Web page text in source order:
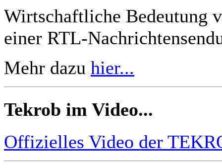
Wirtschaftliche Bedeutung
einer RTL-
Mehr dazu hier...
Tekrob im Video...
Offizielles Video der